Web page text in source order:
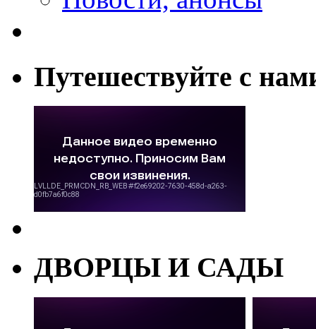
Путешествуйте с
ДВОРЦЫ И САДЫ